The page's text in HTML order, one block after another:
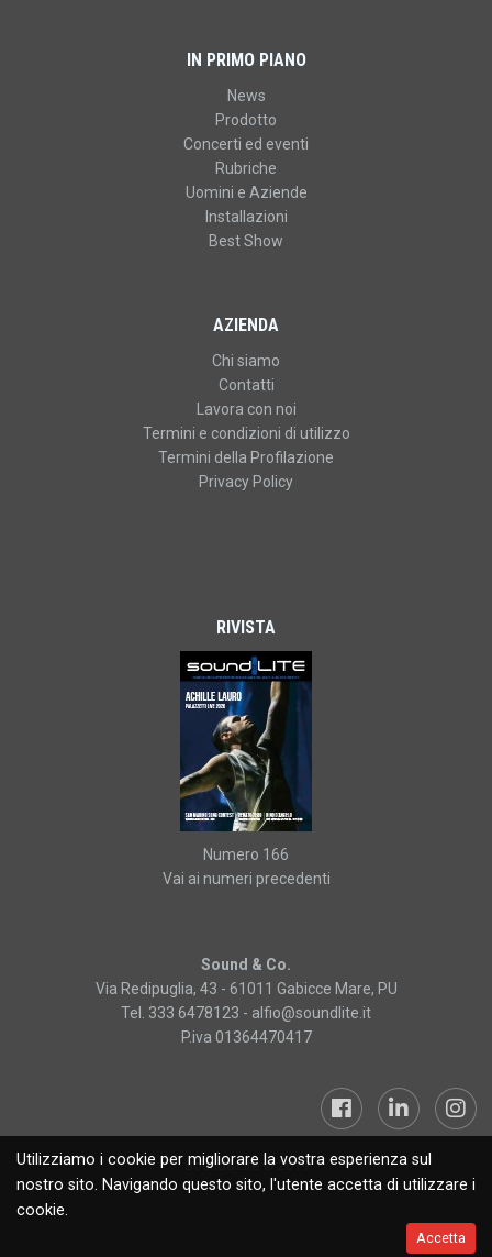
Utilizziamo i cookie per migliorare la vostra esperienza sul
nostro sito. Navigando questo sito, l'utente accetta di utilizzare i
cookie.
Accetta
IN PRIMO PIANO
News
Prodotto
Concerti ed eventi
Rubriche
Uomini e Aziende
Installazioni
Best Show
AZIENDA
Chi siamo
Contatti
Lavora con noi
Termini e condizioni di utilizzo
Termini della Profilazione
Privacy Policy
RIVISTA
Numero 166
Vai ai numeri precedenti
Sound & Co.
Via Redipuglia, 43 - 61011 Gabicce Mare, PU
Tel. 333 6478123 - alfio@soundlite.it
P.iva 01364470417
Sound&Lite © 2019